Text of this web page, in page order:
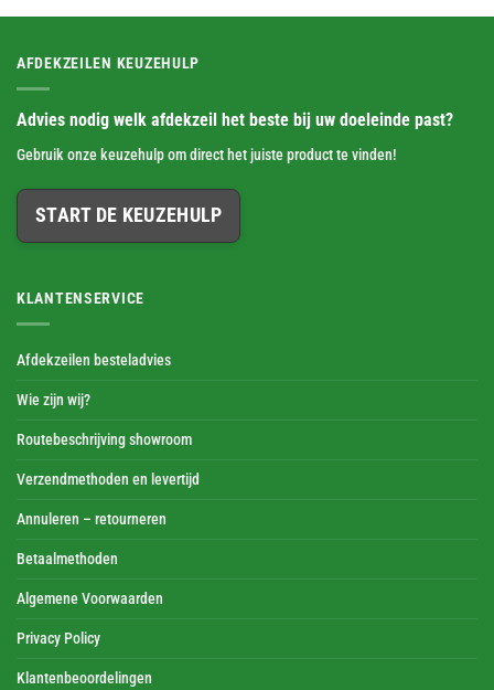
AFDEKZEILEN KEUZEHULP
Advies nodig welk afdekzeil het beste bij uw doeleinde past?
Gebruik onze keuzehulp om direct het juiste product te vinden!
START DE KEUZEHULP
KLANTENSERVICE
Afdekzeilen besteladvies
Wie zijn wij?
Routebeschrijving showroom
Verzendmethoden en levertijd
Annuleren – retourneren
Betaalmethoden
Algemene Voorwaarden
Privacy Policy
Klantenbeoordelingen